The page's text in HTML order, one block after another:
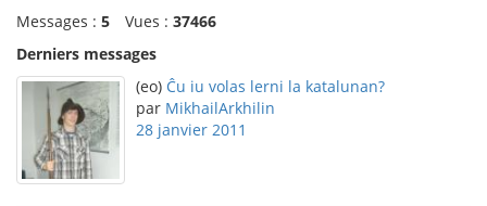
Messages : 5 Vues : 37466
Derniers messages
(eo) Ĉu iu volas lerni la katalunan?
par MikhailArkhilin
28 janvier 2011